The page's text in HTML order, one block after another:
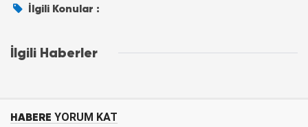
İlgili Konular :
İlgili Haberler
HABERE YORUM KAT